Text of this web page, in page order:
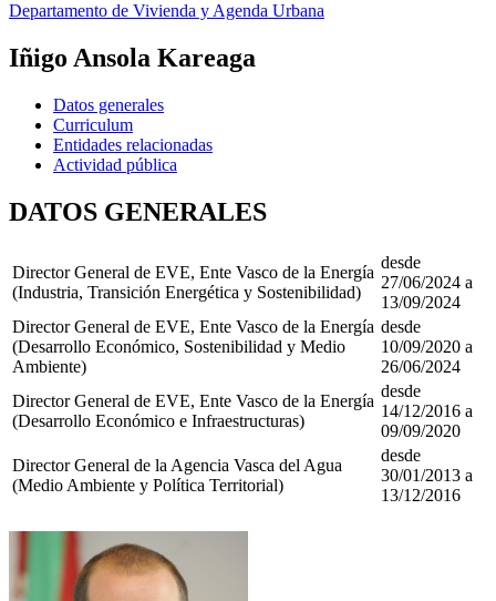
Departamento de Vivienda y Agenda Urbana
Iñigo Ansola Kareaga
Datos generales
Curriculum
Entidades relacionadas
Actividad pública
DATOS GENERALES
Director General de EVE, Ente Vasco de la Energía
(Industria, Transición Energética y Sostenibilidad)
desde
27/06/2024 a
13/09/2024
Director General de EVE, Ente Vasco de la Energía
(Desarrollo Económico, Sostenibilidad y Medio
Ambiente)
desde
10/09/2020 a
26/06/2024
Director General de EVE, Ente Vasco de la Energía
(Desarrollo Económico e Infraestructuras)
desde
14/12/2016 a
09/09/2020
Director General de la Agencia Vasca del Agua
(Medio Ambiente y Política Territorial)
desde
30/01/2013 a
13/12/2016